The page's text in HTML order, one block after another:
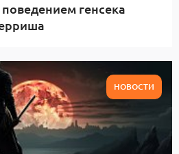
генсека
НОВОСТИ